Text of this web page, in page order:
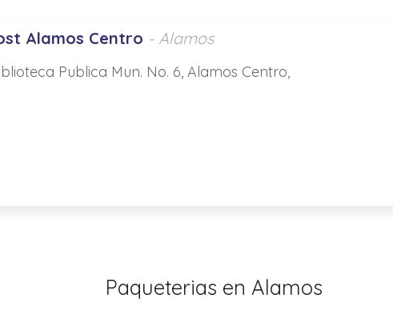
Alamos Centro - Alamos
Publica Mun. No. 6, Alamos Centro,
Paqueterias en Alamos